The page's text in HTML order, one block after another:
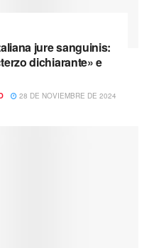
jure sanguinis:
dichiarante» e
28 DE NOVIEMBRE DE 2024